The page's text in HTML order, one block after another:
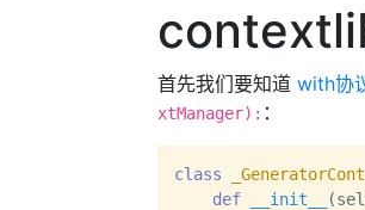
首先我们要知道 with协
xtManager): ：
class
def
__init__ (